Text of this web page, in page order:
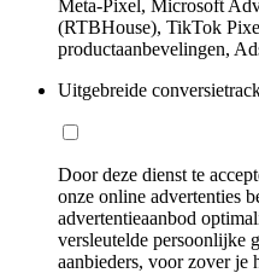
Meta-Pixel, Microsoft
(RTBHouse), TikTok
productaanbevelingen,
Uitgebreide
Door deze dienst te
onze online advertenties
advertentieaanbod
versleutelde persoonlijke
aanbieders, voor zover je